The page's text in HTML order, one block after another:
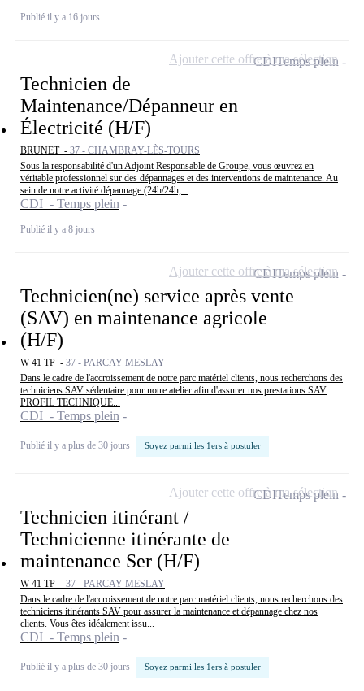
Publié il y a 16 jours
Technicien de
Maintenance/Dépanneur en
Électricité (H/F)
BRUNET - 37 - CHAMBRAY-LÈS-TOURS
Sous la responsabilité d'un Adjoint Responsable de Groupe, vous œuvrez en
véritable professionnel sur des dépannages et des interventions de maintenance. Au
sein de notre activité dépannage (24h/24h,...
CDI - Temps plein
Publié il y a 8 jours
CDITemps plein
Ajouter cette offre à ma sélection
Technicien(ne) service après vente
(SAV) en maintenance agricole
(H/F)
W 41 TP - 37 - PARCAY MESLAY
Dans le cadre de l'accroissement de notre parc matériel clients, nous recherchons des
techniciens SAV sédentaire pour notre atelier afin d'assurer nos prestations SAV.
PROFIL TECHNIQUE...
CDI - Temps plein
Publié il y a plus de 30 jours Soyez parmi les 1ers à postuler
CDITemps plein
Ajouter cette offre à ma sélection
Technicien itinérant /
Technicienne itinérante de
maintenance Ser (H/F)
W 41 TP - 37 - PARCAY MESLAY
Dans le cadre de l'accroissement de notre parc matériel clients, nous recherchons des
techniciens itinérants SAV pour assurer la maintenance et dépannage chez nos
clients. Vous êtes idéalement issu...
CDI - Temps plein
Publié il y a plus de 30 jours Soyez parmi les 1ers à postuler
CDITemps plein
Ajouter cette offre à ma sélection